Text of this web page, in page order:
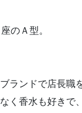
のＡ型。
ランドで店長職
く香水も好きで